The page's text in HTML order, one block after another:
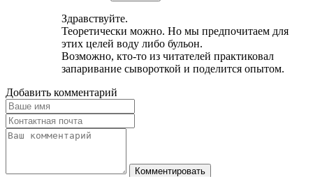
Здравствуйте.
Теоретически можно. Но мы предпочитаем для
этих целей воду либо бульон.
Возможно, кто-то из читателей практиковал
запаривание сывороткой и поделится опытом.
Добавить комментарий
Комментировать